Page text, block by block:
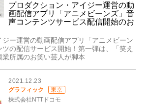
プロダクション・アイジー運営の動
画配信アプリ「アニメビーンズ」音
声コンテンツサービス配信開始のお
ー運営の動画配信アプリ「アニメビーン
の配信サービス開始！第一弾は、「笑え
所属のお笑い芸人が脚本
2021.12.23
グラフィック
東京
株式会社NTTドコモ